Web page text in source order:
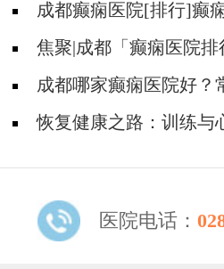
哪些?成都癫痫医院[排行]癫
么
焦聚|成都「癫痫医院
作还需要吃药呢?
成都哪家癫痫医院好？
段有哪些？
恢复健康之路：训练与
医院电话：